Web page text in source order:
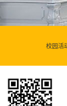
校园活